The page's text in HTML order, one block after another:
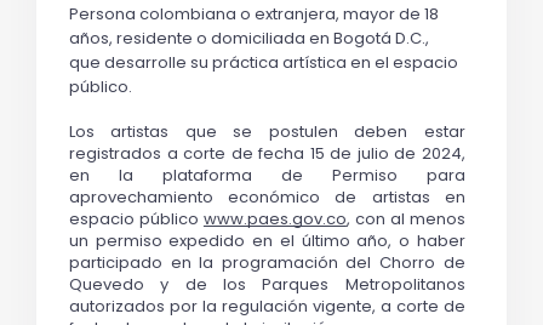
Persona colombiana o extranjera, mayor de 18
años, residente o domiciliada en Bogotá D.C.,
que desarrolle su práctica artística en el espacio
público.
Los artistas que se postulen deben estar
registrados a corte de fecha 15 de julio de 2024,
en la plataforma de Permiso para
aprovechamiento económico de artistas en
espacio público www.paes.gov.co, con al menos
un permiso expedido en el último año, o haber
participado en la programación del Chorro de
Quevedo y de los Parques Metropolitanos
autorizados por la regulación vigente, a corte de